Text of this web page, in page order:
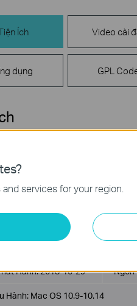
Ích Video cài
dụng GPL
Hành:
Hành:2018-10-29 Ngôn
Hành: Mac OS 10.9-10.14
services for your region.